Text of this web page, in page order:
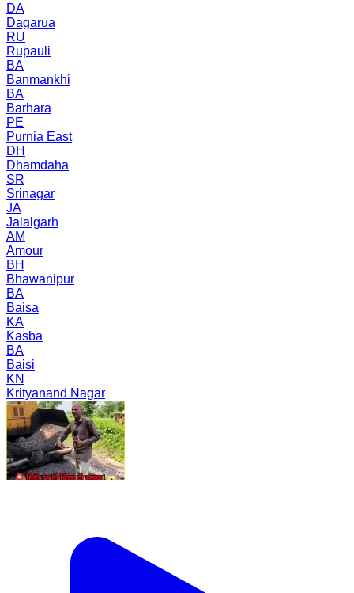
DA
Dagarua
RU
Rupauli
BA
Banmankhi
BA
Barhara
PE
Purnia East
DH
Dhamdaha
SR
Srinagar
JA
Jalalgarh
AM
Amour
BH
Bhawanipur
BA
Baisa
KA
Kasba
BA
Baisi
KN
Krityanand Nagar